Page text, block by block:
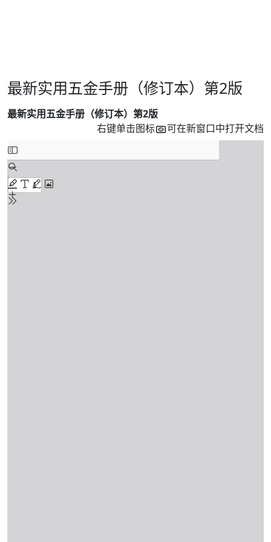
最新实用五金手册（修订本）第2版
最新实用五金手册（修订本）第2版
右键单击图标
可在新窗口中打开文档